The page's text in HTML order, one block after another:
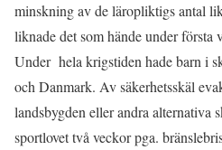
minskning av de läropliktigs antal
liknade det som hände under första
Under hela krigstiden hade barn i
och Danmark. Av säkerhetsskäl
landsbygden eller andra alternativa
sportlovet två veckor pga.